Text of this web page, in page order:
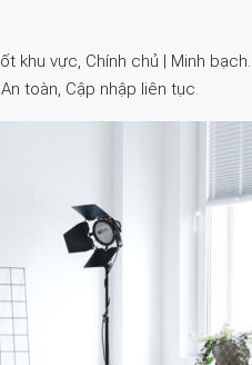
khu vực, Chính chủ | Minh bạch.
toàn, Cập nhập liên tục.